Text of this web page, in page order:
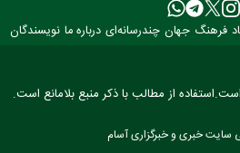
فرهنگ جهان چندرسانه‌ای درباره ما نویسندگان
از مطالب با ذکر منبع بلامانع است.
سایت خبری و خبرگزاری آسام